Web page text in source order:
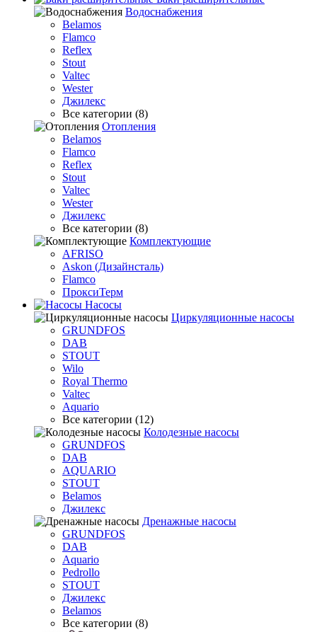
Водоснабжения
Belamos
Flamco
Reflex
Stout
Valtec
Wester
Джилекс
Все категории (8)
Отопления
Belamos
Flamco
Reflex
Stout
Valtec
Wester
Джилекс
Все категории (8)
Комплектующие
AFRISO
Askon (Дизайнсталь)
Flamco
ПроксиТерм
Насосы
Циркуляционные насосы
GRUNDFOS
DAB
STOUT
Wilo
Royal Thermo
Valtec
Aquario
Все категории (12)
Колодезные насосы
GRUNDFOS
DAB
AQUARIO
STOUT
Belamos
Джилекс
Дренажные насосы
GRUNDFOS
DAB
Aquario
Pedrollo
STOUT
Джилекс
Belamos
Все категории (8)